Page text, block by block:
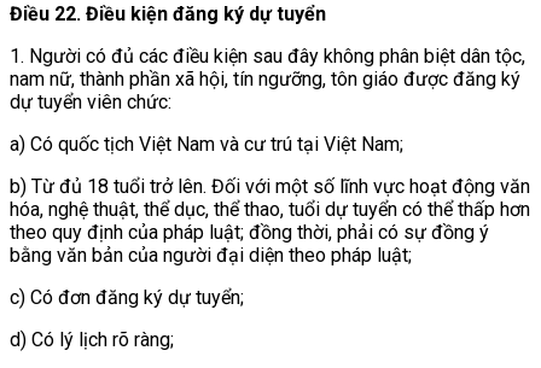
Điều 22. Điều kiện đăng ký dự tuyển
1. Người có đủ các điều kiện sau đây không phân biệt dân tộc,
nam nữ, thành phần xã hội, tín ngưỡng, tôn giáo được đăng ký
dự tuyển viên chức:
a) Có quốc tịch Việt Nam và cư trú tại Việt Nam;
b) Từ đủ 18 tuổi trở lên. Đối với một số lĩnh vực hoạt động văn
hóa, nghệ thuật, thể dục, thể thao, tuổi dự tuyển có thể thấp hơn
theo quy định của pháp luật; đồng thời, phải có sự đồng ý
bằng văn bản của người đại diện theo pháp luật;
c) Có đơn đăng ký dự tuyển;
d) Có lý lịch rõ ràng;